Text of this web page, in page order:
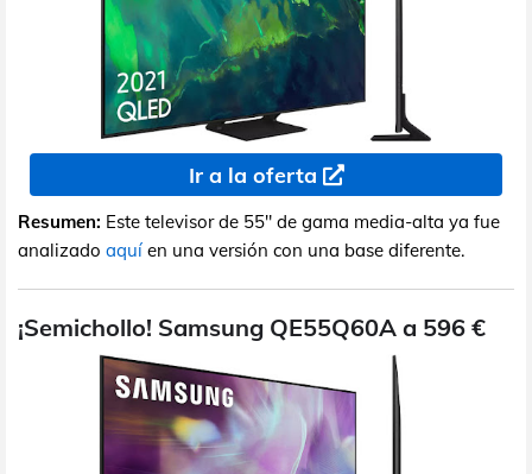
Ir a la oferta
Resumen: Este televisor de 55" de gama media-alta ya fue
analizado aquí en una versión con una base diferente.
¡Semichollo! Samsung QE55Q60A a 596 €